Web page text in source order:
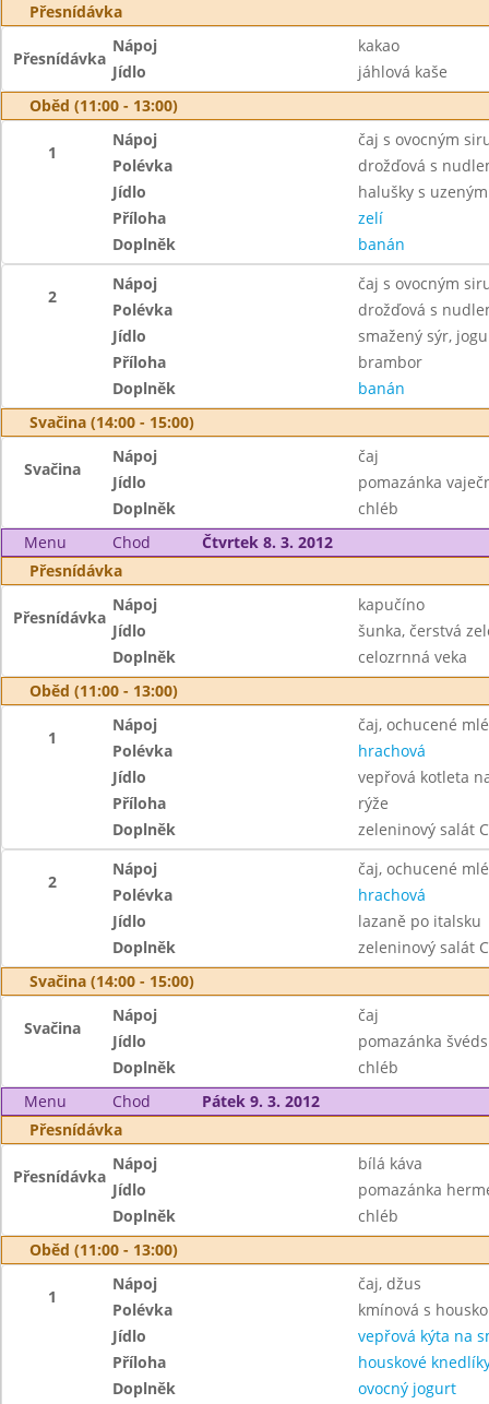
Přesnídávka
Přesnídávka
Nápoj
kakao
Jídlo
jáhlová kaše
Oběd (11:00 - 13:00)
1
Nápoj
čaj s ovocným
Polévka
drožďová s
Jídlo
halušky s
Příloha
zelí
Doplněk
banán
2
Nápoj
čaj s ovocným
Polévka
drožďová s
Jídlo
smažený sýr,
Příloha
brambor
Doplněk
banán
Svačina (14:00 - 15:00)
Svačina
Nápoj
čaj
Jídlo
pomazánka
Doplněk
chléb
Menu
Chod
Čtvrtek 8. 3. 2012
Přesnídávka
Přesnídávka
Nápoj
kapučíno
Jídlo
šunka, čerstvá
Doplněk
celozrnná veka
Oběd (11:00 - 13:00)
1
Nápoj
čaj, ochucené
Polévka
hrachová
Jídlo
vepřová kotleta
Příloha
rýže
Doplněk
zeleninový salát
2
Nápoj
čaj, ochucené
Polévka
hrachová
Jídlo
lazaně po italsku
Doplněk
zeleninový salát
Svačina (14:00 - 15:00)
Svačina
Nápoj
čaj
Jídlo
pomazánka
Doplněk
chléb
Menu
Chod
Pátek 9. 3. 2012
Přesnídávka
Přesnídávka
Nápoj
bílá káva
Jídlo
pomazánka
Doplněk
chléb
Oběd (11:00 - 13:00)
1
Nápoj
čaj, džus
Polévka
kmínová s
Jídlo
vepřová kýta na
Příloha
houskové
Doplněk
ovocný jogurt